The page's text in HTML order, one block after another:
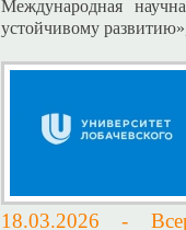
Международная
устойчивому
18.03.2026 -